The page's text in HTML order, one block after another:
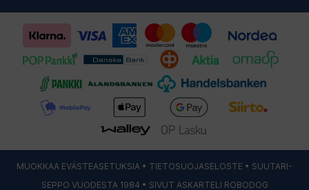
MUOKKAA EVÄSTEASETUKSIA • TIETOSUOJASELOSTE • SUUTARI-
SEPPO VUODESTA 1984 • SIVUT ASKARTELI ROBODOG